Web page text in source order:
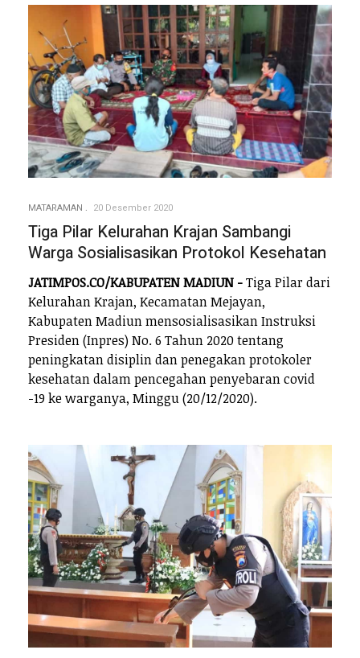
MATARAMAN 20 Desember 2020
Tiga Pilar Kelurahan Krajan Sambangi
Warga Sosialisasikan Protokol Kesehatan
JATIMPOS.CO/KABUPATEN MADIUN -Tiga Pilar dari
Kelurahan Krajan, Kecamatan Mejayan,
Kabupaten Madiun mensosialisasikan Instruksi
Presiden (Inpres) No. 6 Tahun 2020 tentang
peningkatan disiplin dan penegakan protokoler
kesehatan dalam pencegahan penyebaran covid
-19 ke warganya, Minggu (20/12/2020).